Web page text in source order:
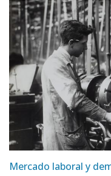
Mercado laboral y